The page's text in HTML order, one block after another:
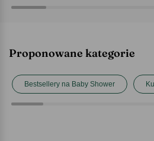
Proponowane kategorie
Bestsellery na Baby Shower